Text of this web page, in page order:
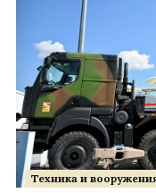
Техника и